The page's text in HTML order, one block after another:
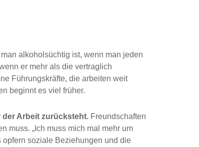
alkoholsüchtig ist, wenn man jeden
er mehr als die vertraglich
Führungskräfte, die arbeiten weit
beginnt es viel früher.
der Arbeit zurücksteht. Freundschaften
muss. „Ich muss mich mal mehr um
opfern soziale Beziehungen und die